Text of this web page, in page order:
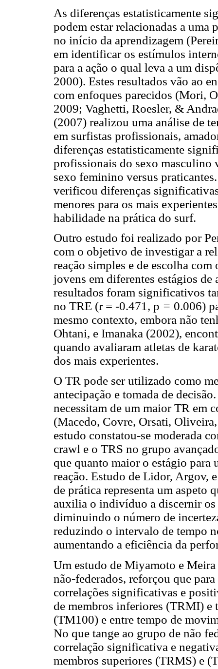
As diferenças estatisticamente
podem estar relacionadas a
no início da aprendizagem
em identificar os estímulos
para a ação o qual leva a um
2000). Estes resultados vão ao
com enfoques parecidos (Mori,
2009; Vaghetti, Roesler, &
(2007) realizou uma análise de
em surfistas profissionais,
diferenças estatisticamente
profissionais do sexo masculino
sexo feminino versus
verificou diferenças
menores para os mais
habilidade na prática do surf.
Outro estudo foi realizado por
com o objetivo de investigar a
reação simples e de escolha
jovens em diferentes estágios
resultados foram significativos
no TRE (r = -0.471, p = 0.006)
mesmo contexto, embora não
Ohtani, e Imanaka (2002),
quando avaliaram atletas de
dos mais experientes.
O TR pode ser utilizado como
antecipação e tomada de
necessitam de um maior TR em
(Macedo, Covre, Orsati,
estudo constatou-se moderada
crawl e o TRS no grupo
que quanto maior o estágio para
reação. Estudo de Lidor, Argov,
de prática representa um aspeto
auxilia o indivíduo a discernir os
diminuindo o número de
reduzindo o intervalo de tempo
aumentando a eficiência da
Um estudo de Miyamoto e
não-federados, reforçou que
correlações significativas e
de membros inferiores (TRMI) e
(TM100) e entre tempo de
No que tange ao grupo de não
correlação significativa e
membros superiores (TRMS) e